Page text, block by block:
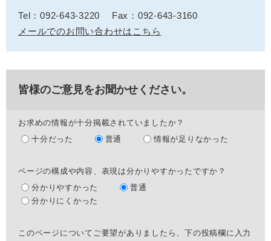
Tel：092-643-3220
Fax：092-643-3160
メールでのお問い合わせはこちら
皆様のご意見をお聞かせください。
お求めの情報が十分掲載されていましたか？
十分だった
普通 情報が足りなかった
ページの構成や内容、表現は分かりやすかったですか？
分かりやすかった
普通
分かりにくかった
このページについてご要望がありましたら、下の投稿欄に入力